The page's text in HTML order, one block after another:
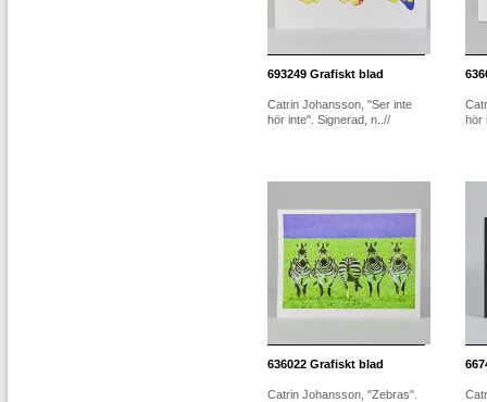
693249 Grafiskt blad
Catrin Johansson, "Ser inte
hör inte". Signerad, n..//
hör
636022 Grafiskt blad
Catrin Johansson, "Zebras".